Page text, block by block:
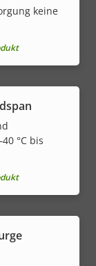
keine
°C bis